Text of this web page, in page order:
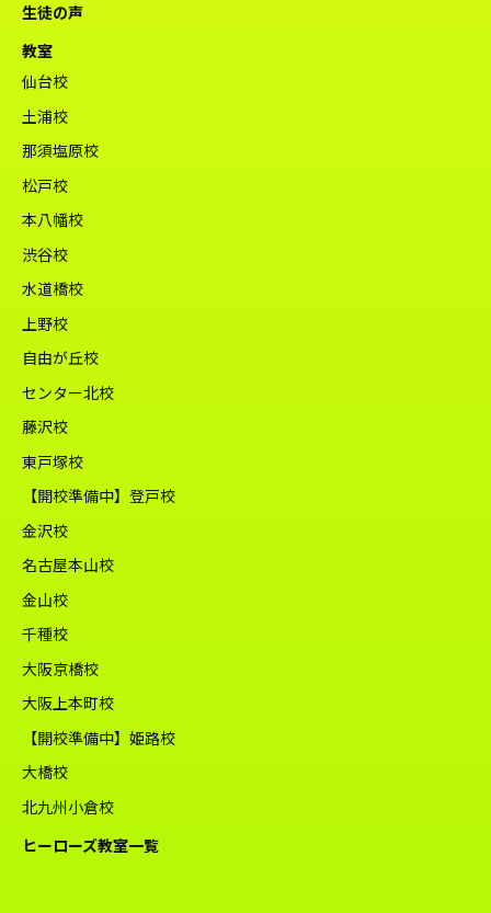
生徒の声
教室
仙台校
土浦校
那須塩原校
松戸校
本八幡校
渋谷校
水道橋校
上野校
自由が丘校
センター北校
藤沢校
東戸塚校
【開校準備中】登戸校
金沢校
名古屋本山校
金山校
千種校
大阪京橋校
大阪上本町校
【開校準備中】姫路校
大橋校
北九州小倉校
ヒーローズ教室一覧